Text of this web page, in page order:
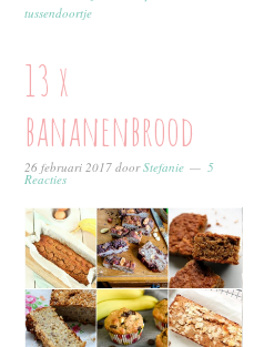
tussendoortje
13 x
bananenbrood
26 februari 2017 doorStefanie 5
Reacties